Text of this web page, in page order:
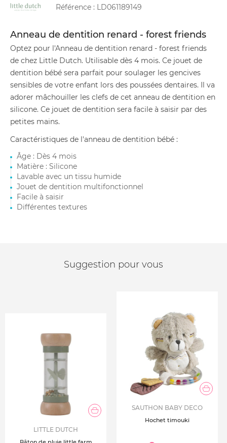
Référence : LD061189149
Anneau de dentition renard - forest friends
Optez pour l'Anneau de dentition renard - forest friends
de chez Little Dutch. Utilisable dès 4 mois. Ce jouet de
dentition bébé sera parfait pour soulager les gencives
sensibles de votre enfant lors des poussées dentaires. Il va
adorer mâchouiller les clefs de cet anneau de dentition en
silicone. Ce jouet de dentition sera facile à saisir par des
petites mains.
Caractéristiques de l'anneau de dentition bébé :
Âge : Dès 4 mois
Matière : Silicone
Lavable avec un tissu humide
Jouet de dentition multifonctionnel
Facile à saisir
Différentes textures
Suggestion pour vous
LITTLE DUTCH
SAUTHON BABY DECO
Hochet timouki